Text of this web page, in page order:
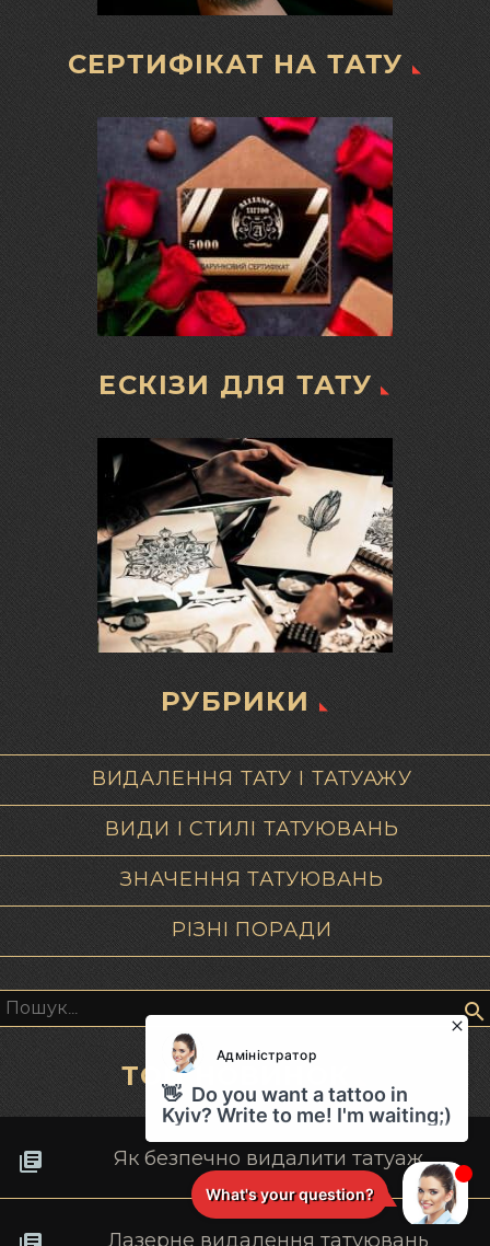
СЕРТИФІКАТ НА ТАТУ
ЕСКІЗИ ДЛЯ ТАТУ
РУБРИКИ
ВИДАЛЕННЯ ТАТУ І ТАТУАЖУ
ВИДИ І СТИЛІ ТАТУЮВАНЬ
ЗНАЧЕННЯ ТАТУЮВАНЬ
РІЗНІ ПОРАДИ
ТОП НОВИНОК
Як безпечно видалити татуаж
Лазерне видалення татуювань